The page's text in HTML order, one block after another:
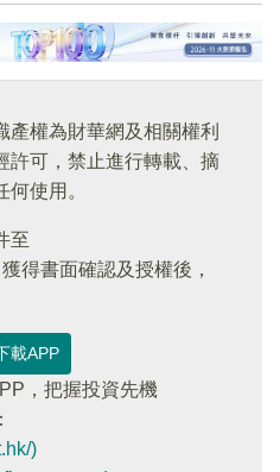
產權為財華網及相關權利
許可，禁止進行轉載、摘
使用。
至
獲得書面確認及授權後，
載APP
，把握投資先機
)